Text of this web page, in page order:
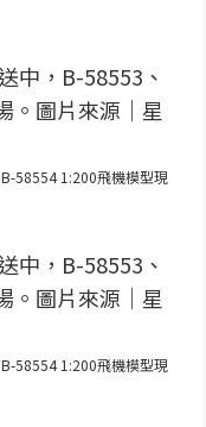
B-58554 1:200飛機模型現
B-58554 1:200飛機模型現